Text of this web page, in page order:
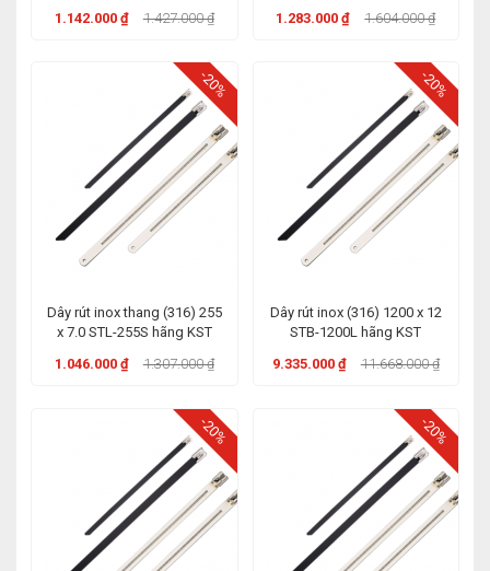
1.142.000 ₫ 1.427.000 ₫
1.283.000 ₫
1.604.000 ₫
-20%
Dây rút inox thang (316) 255
x 7.0 STL-255S hãng KST
1.046.000 ₫
1.307.000 ₫
-20%
Dây rút inox (316) 1200 x 12
STB-1200L hãng KST
9.335.000 ₫
11.668.000 ₫
-20% -20%